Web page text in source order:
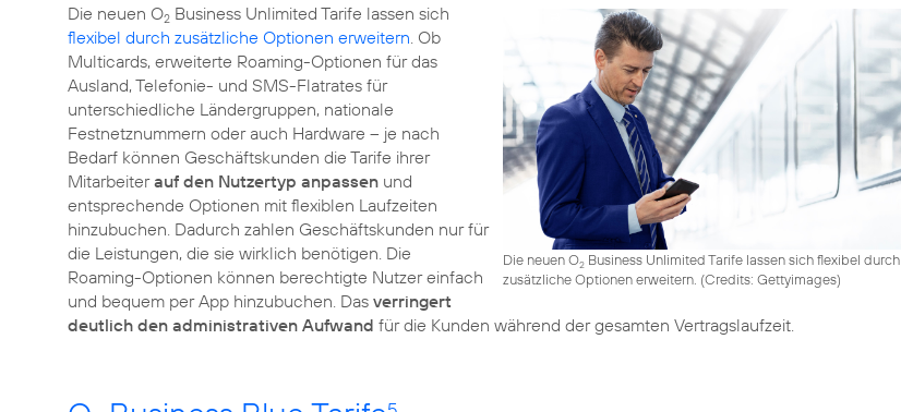
Die neuen O2Business Unlimited Tarife lassen sich flexibel durch
zusätzliche Optionen erweitern. (Credits: Gettyimages)
Die neuen O2 Business Unlimited Tarife lassen sich
flexibel durch zusätzliche Optionen erweitern . Ob
Multicards, erweiterte Roaming-Optionen für das
Ausland, Telefonie- und SMS-Flatrates für
unterschiedliche Ländergruppen, nationale
Festnetznummern oder auch Hardware – je nach
Bedarf können Geschäftskunden die Tarife ihrer
Mitarbeiterauf den Nutzertyp anpassen und
entsprechende Optionen mit flexiblen Laufzeiten
hinzubuchen. Dadurch zahlen Geschäftskunden nur für
die Leistungen, die sie wirklich benötigen. Die
Roaming-Optionen können berechtigte Nutzer einfach
und bequem per App hinzubuchen. Das verringert
deutlich den administrativen Aufwand für die Kunden während der gesamten Vertragslaufzeit.